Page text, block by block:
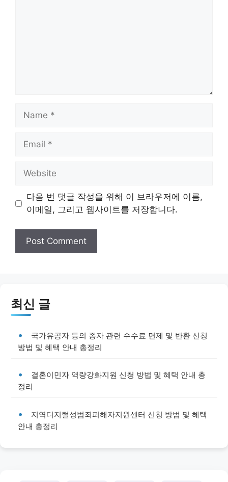
Name
Email
Website
다음 번 댓글 작성을 위해 이 브라우저에 이름,
이메일, 그리고 웹사이트를 저장합니다.
최신 글
국가유공자 등의 종자 관련 수수료 면제 및 반환 신청
방법 및 혜택 안내 총정리
결혼이민자 역량강화지원 신청 방법 및 혜택 안내 총
정리
지역디지털성범죄피해자지원센터 신청 방법 및 혜택
안내 총정리